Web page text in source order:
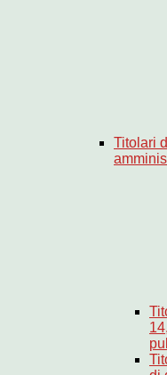
Titolari